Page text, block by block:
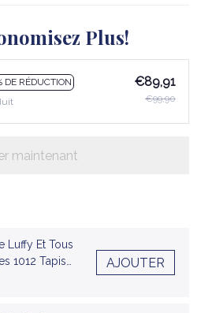
Plus!
DE RÉDUCTION
€89,91
€99,90
maintenant
Luffy Et Tous
1012 Tapis
AJOUTER